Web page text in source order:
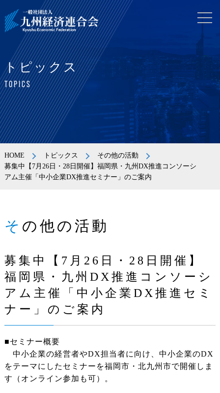
トピックス
TOPICS
HOME トピックス
その他の活動
募集中【7月26日・28日開催】福岡県・九州DX推進コンソーシ
アム主催「中小企業DX推進セミナー」のご案内
その他の活動
募集中【7月26日・28日開催】
福岡県・九州DX推進コンソーシ
アム主催「中小企業DX推進セミ
ナー」のご案内
■セミナー概要
中小企業の経営者やDX担当者に向け、中小企業のDX
をテーマにしたセミナーを福岡市・北九州市で開催しま
す（オンライン参加も可）。